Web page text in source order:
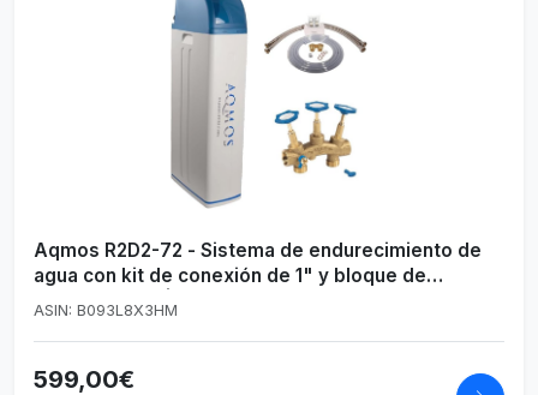
Aqmos R2D2-72 - Sistema de endurecimiento de
agua con kit de conexión de 1" y bloque de
montaje de 1" | Ablandador de agua para hogares
ASIN: B093L8X3HM
599,00€